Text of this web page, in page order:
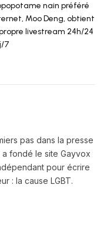
nain préféré
Moo Deng, obtient
livestream 24h/24
7
pas dans la presse
fondé le site Gayvox
pour écrire
: la cause LGBT.